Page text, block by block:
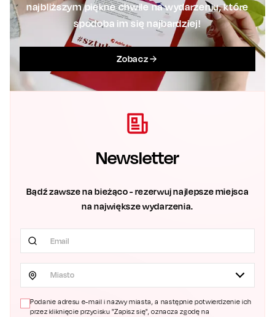
najbliższym piękne chwile na wydarzeniu, które
spodoba im się najbardziej!
Zobacz
Newsletter
Bądź zawsze na bieżąco - rezerwuj najlepsze miejsca
na największe wydarzenia.
Miasto
Podanie adresu e-mail i nazwy miasta, a następnie potwierdzenie ich
przez kliknięcie przycisku "Zapisz się", oznacza zgodę na